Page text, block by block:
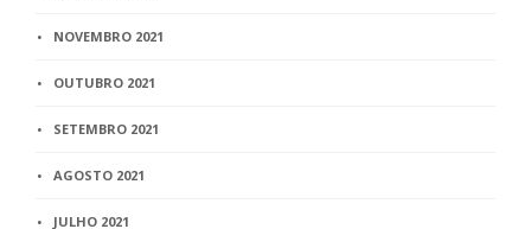
NOVEMBRO 2021
OUTUBRO 2021
SETEMBRO 2021
AGOSTO 2021
JULHO 2021